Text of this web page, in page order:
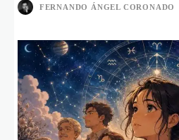
FERNANDO ÁNGEL CORONADO